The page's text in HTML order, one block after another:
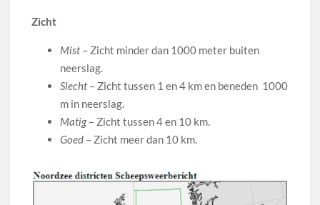
Zicht
Mist – Zicht minder dan 1000 meter buiten
neerslag.
Slecht – Zicht tussen 1 en 4 km en beneden 1000
m in neerslag.
Matig– Zicht tussen 4 en 10 km.
Goed – Zicht meer dan 10 km.